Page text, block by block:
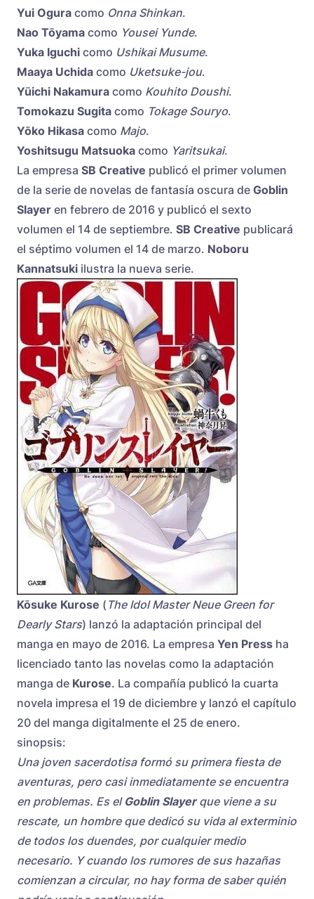
Yui Ogura como Onna Shinkan.
Nao Tōyama como Yousei Yunde.
Yuka Iguchi como Ushikai Musume.
Maaya Uchida como Uketsuke-jou.
Yūichi Nakamura como Kouhito Doushi.
Tomokazu Sugita como Tokage Souryo.
Yōko Hikasa como Majo.
Yoshitsugu Matsuoka como Yaritsukai.
La empresa SB Creative publicó el primer volumen
de la serie de novelas de fantasía oscura de Goblin
Slayer en febrero de 2016 y publicó el sexto
volumen el 14 de septiembre. SB Creative publicará
el séptimo volumen el 14 de marzo. Noboru
Kannatsuki ilustra la nueva serie.
Kōsuke Kurose ( The Idol Master Neue Green for
Dearly Stars) lanzó la adaptación principal del
manga en mayo de 2016. La empresa Yen Press ha
licenciado tanto las novelas como la adaptación
manga de Kurose. La compañía publicó la cuarta
novela impresa el 19 de diciembre y lanzó el capítulo
20 del manga digitalmente el 25 de enero.
sinopsis:
Una joven sacerdotisa formó su primera fiesta de
aventuras, pero casi inmediatamente se encuentra
en problemas. Es el Goblin Slayerque viene a su
rescate, un hombre que dedicó su vida al exterminio
de todos los duendes, por cualquier medio
necesario. Y cuando los rumores de sus hazañas
comienzan a circular, no hay forma de saber quién